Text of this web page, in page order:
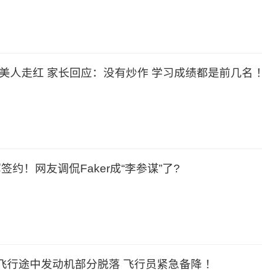
人走红 家长回应：没有炒作 学习成绩都是前几名 ！
约！网友调侃Faker成“李参谋”了?
行途中发动机部分脱落 飞行员紧急备降 ！